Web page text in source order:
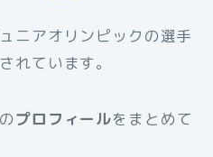
ニアオリンピックの選手
れています。
プロフィールをまとめて